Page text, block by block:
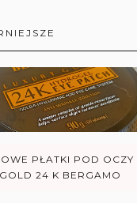
PŁATKI POD OCZY
24 K BERGAMO